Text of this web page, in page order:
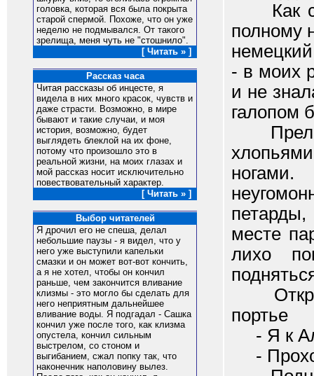
головка, которая вся была покрыта
старой спермой. Похоже, что он уже
неделю не подмывался. От такого
зрелища, меня чуть не "стошнило".
[ Читать » ]
Рассказ часа
Читая рассказы об инцесте, я
видела в них много красок, чувств и
даже страсти. Возможно, в мире
бывают и такие случаи, и моя
история, возможно, будет
выглядеть блеклой на их фоне,
потому что произошло это в
реальной жизни, на моих глазах и
мой рассказ носит исключительно
повествовательный характер.
[ Читать » ]
Выбор читателей
Я дрочил его не спеша, делал
небольшие паузы - я видел, что у
него уже выступили капельки
смазки и он может вот-вот кончить,
а я не хотел, чтобы он кончил
раньше, чем закончится вливание
клизмы - это могло бы сделать для
него неприятным дальнейшее
вливание воды. Я подгадал - Сашка
кончил уже после того, как клизма
опустела, кончил сильным
выстрелом, со стоном и
выгибанием, сжал попку так, что
наконечник наполовину вылез.
Как
полному
- в моих
и не
галопом
месте
лихо
портье
- Я к
-